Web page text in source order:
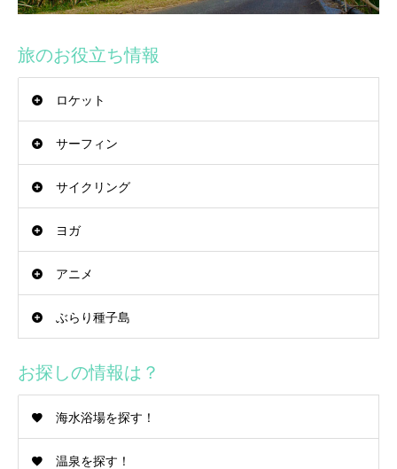
旅のお役立ち情報
ロケット
サーフィン
サイクリング
ヨガ
アニメ
ぶらり種子島
お探しの情報は？
海水浴場を探す！
温泉を探す！